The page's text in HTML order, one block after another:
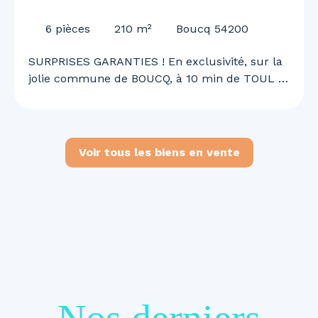
6 pièces 210 m² Boucq 54200
SURPRISES GARANTIES ! En exclusivité, sur la
jolie commune de BOUCQ, à 10 min de TOUL et
rénovée en 2022 ! 4 chambres, garage double,
piscine, panneaux solaire.. et bien d'autre à
Voir tous les biens en vente